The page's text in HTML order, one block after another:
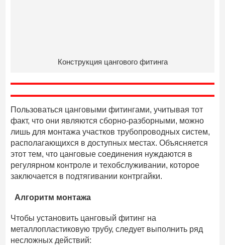
Конструкция цангового фитинга
Пользоваться цанговыми фитингами, учитывая тот
факт, что они являются сборно-разборными, можно
лишь для монтажа участков трубопроводных систем,
располагающихся в доступных местах. Объясняется
этот тем, что цанговые соединения нуждаются в
регулярном контроле и техобслуживании, которое
заключается в подтягивании контргайки.
Алгоритм монтажа
Чтобы установить цанговый фитинг на
металлопластиковую трубу, следует выполнить ряд
несложных действий: